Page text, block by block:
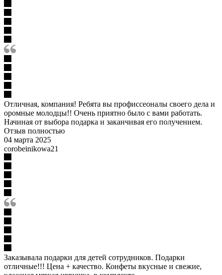
Отличная, компания! Ребята вы профиссеоналы своего дела и
оромные молодцы!! Очень приятно было с вами работать.
Начиная от выбора подарка и заканчивая его получением.
Отзыв полностью
04 марта 2025
corobeinikowa21
Заказывала подарки для детей сотрудников. Подарки
отличные!!! Цена + качество. Конфеты вкусные и свежие,